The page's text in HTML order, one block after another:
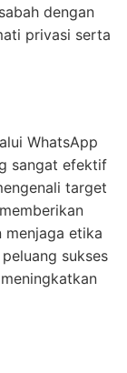
dengan
privasi serta
WhatsApp
sangat efektif
target
menjaga etika
sukses